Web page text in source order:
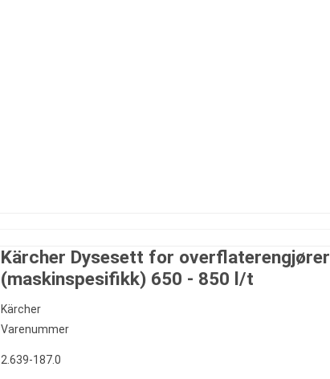
Kärcher Dysesett for overflaterengjører
(maskinspesifikk) 650 - 850 l/t
Kärcher
Varenummer
2.639-187.0